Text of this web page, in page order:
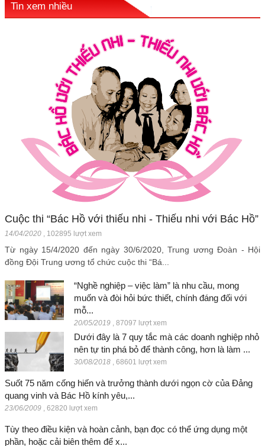
Tin xem nhiều
Cuộc thi “Bác Hồ với thiếu nhi - Thiếu nhi với Bác Hồ”
14/04/2020 102895 lượt xem
Từ ngày 15/4/2020 đến ngày 30/6/2020, Trung ương Đoàn - Hội
đồng Đội Trung ương tổ chức cuộc thi “Bá...
“Nghề nghiệp – việc làm” là nhu cầu, mong
muốn và đòi hỏi bức thiết, chính đáng đối với
mỗ...
20/05/2019 87097 lượt xem
Dưới đây là 7 quy tắc mà các doanh nghiệp nhỏ
nên tự tin phá bỏ để thành công, hơn là làm ...
30/08/2018 68601 lượt xem
Suốt 75 năm cống hiến và trưởng thành dưới ngọn cờ của Đảng
quang vinh và Bác Hồ kính yêu,...
23/06/2009 62820 lượt xem
Tùy theo điều kiện và hoàn cảnh, bạn đọc có thể ứng dụng một
phần, hoặc cải biên thêm để x...